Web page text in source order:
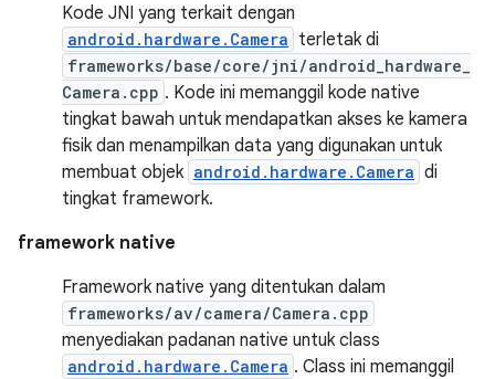
Kode JNI yang terkait dengan
android.hardware.Camera terletak di
frameworks/base/core/jni/android_hardware_
Camera.cpp . Kode ini memanggil kode native
tingkat bawah untuk mendapatkan akses ke kamera
fisik dan menampilkan data yang digunakan untuk
membuat objek android.hardware.Camera di
tingkat framework.
framework native
Framework native yang ditentukan dalam
frameworks/av/camera/Camera.cpp
menyediakan padanan native untuk class
android.hardware.Camera . Class ini memanggil